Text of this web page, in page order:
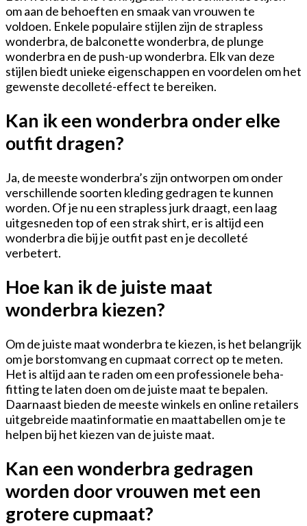
om aan de behoeften en smaak van vrouwen te
voldoen. Enkele populaire stijlen zijn de strapless
wonderbra, de balconette wonderbra, de plunge
wonderbra en de push-up wonderbra. Elk van deze
stijlen biedt unieke eigenschappen en voordelen om het
gewenste decolleté-effect te bereiken.
Kan ik een wonderbra onder elke
outfit dragen?
Ja, de meeste wonderbra’s zijn ontworpen om onder
verschillende soorten kleding gedragen te kunnen
worden. Of je nu een strapless jurk draagt, een laag
uitgesneden top of een strak shirt, er is altijd een
wonderbra die bij je outfit past en je decolleté
verbetert.
Hoe kan ik de juiste maat
wonderbra kiezen?
Om de juiste maat wonderbra te kiezen, is het belangrijk
om je borstomvang en cupmaat correct op te meten.
Het is altijd aan te raden om een professionele beha-
fitting te laten doen om de juiste maat te bepalen.
Daarnaast bieden de meeste winkels en online retailers
uitgebreide maatinformatie en maattabellen om je te
helpen bij het kiezen van de juiste maat.
Kan een wonderbra gedragen
worden door vrouwen met een
grotere cupmaat?